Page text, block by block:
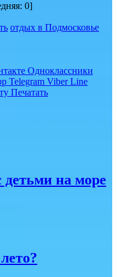
0]
отдых в Подмосковье
Одноклассники
Telegram Viber Line
Печатать
на море